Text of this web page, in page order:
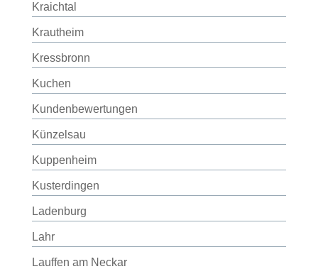
Kraichtal
Krautheim
Kressbronn
Kuchen
Kundenbewertungen
Künzelsau
Kuppenheim
Kusterdingen
Ladenburg
Lahr
Lauffen am Neckar